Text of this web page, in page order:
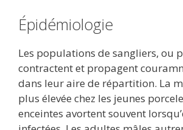
Épidémiologie
Les populations de sangliers, ou
contractent et propagent
dans leur aire de répartition. La
plus élevée chez les jeunes
enceintes avortent souvent